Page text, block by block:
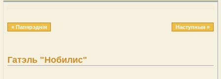
« Папярэднія Наступныя »
Гатэль "Нобилис"